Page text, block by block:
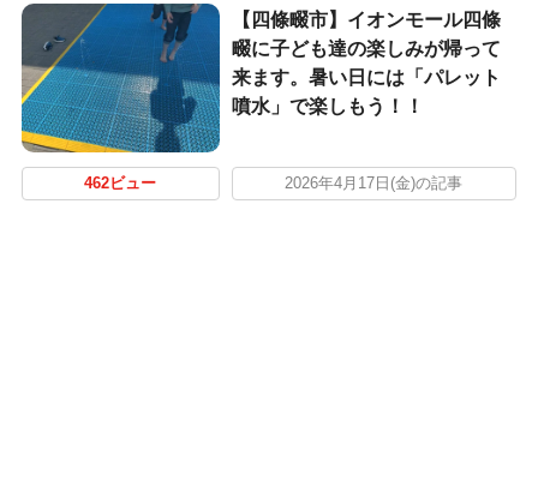
【四條畷市】イオンモール四條
畷に子ども達の楽しみが帰って
来ます。暑い日には「パレット
噴水」で楽しもう！！
462ビュー 2026年4月17日(金)の記事